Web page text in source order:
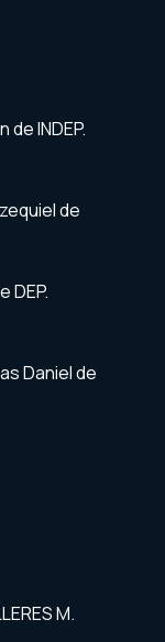
INDEP.
de
Daniel de
M.